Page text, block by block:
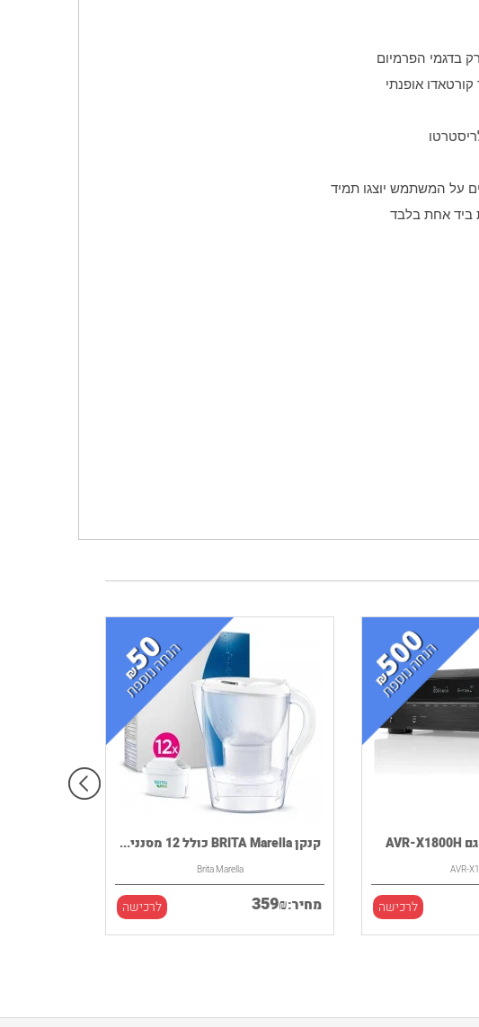
בדגמי הפרמיום
על המשתמש יוצגו תמיד
ביד אחת בלבד
קנקן BRITA Marella כולל 12 מסנני...
Brita Marella
מחיר: 359₪ לרכישה
AVR-
לרכישה